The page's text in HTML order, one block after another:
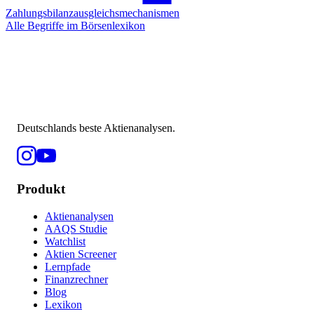
Zahlungsbilanzausgleichsmechanismen
Alle Begriffe im Börsenlexikon
Deutschlands beste Aktienanalysen.
Produkt
Aktienanalysen
AAQS Studie
Watchlist
Aktien Screener
Lernpfade
Finanzrechner
Blog
Lexikon